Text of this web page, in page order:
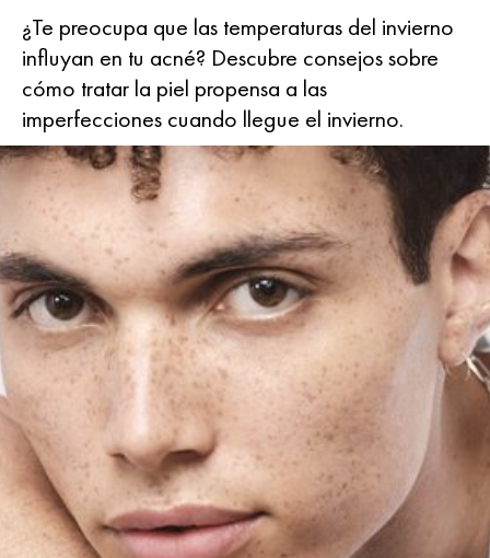
¿Te preocupa que las temperaturas del invierno
influyan en tu acné? Descubre consejos sobre
cómo tratar la piel propensa a las
imperfecciones cuando llegue el invierno.